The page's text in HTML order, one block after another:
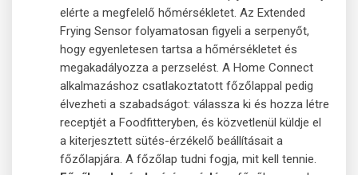
elérte a megfelelő hőmérsékletet. Az Extended
Frying Sensor folyamatosan figyeli a serpenyőt,
hogy egyenletesen tartsa a hőmérsékletet és
megakadályozza a perzselést. A Home Connect
alkalmazáshoz csatlakoztatott főzőlappal pedig
élvezheti a szabadságot: válassza ki és hozza létre
receptjét a Foodfitteryben, és közvetlenül küldje el
a kiterjesztett sütés-érzékelő beállításait a
főzőlapjára. A főzőlap tudni fogja, mit kell tennie.